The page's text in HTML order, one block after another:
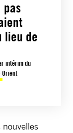
pas
lieu de
intérim du
Orient
nouvelles